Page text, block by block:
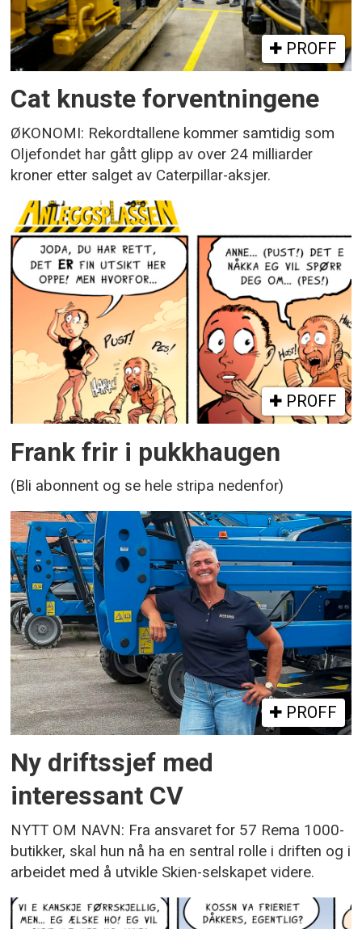
PROFF
Cat knuste forventningene
ØKONOMI: Rekordtallene kommer samtidig som
Oljefondet har gått glipp av over 24 milliarder
kroner etter salget av Caterpillar-aksjer.
PROFF
Frank frir i pukkhaugen
(Bli abonnent og se hele stripa nedenfor)
PROFF
Ny driftssjef med
interessant CV
NYTT OM NAVN: Fra ansvaret for 57 Rema 1000-
butikker, skal hun nå ha en sentral rolle i driften og i
arbeidet med å utvikle Skien-selskapet videre.